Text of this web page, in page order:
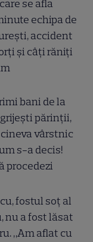
se afla
echipa de
accident
și câți răniți
bani de la
părinții,
vârstnic
s-a decis!
procedezi
fostul soț al
nu a fost lăsat
„Am aflat cu